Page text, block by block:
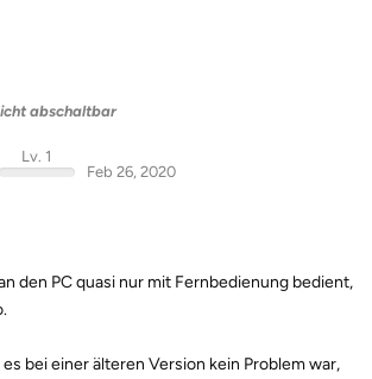
abschaltbar
Lv. 1
Feb 26, 2020
den PC quasi nur mit Fernbedienung bedient,
bei einer älteren Version kein Problem war,